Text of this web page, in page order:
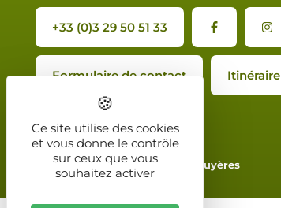
+33 (0)3 29 50 51 33
Formulaire de contact Itinéraire
2024 - Office de Tourisme de Bruyères
Ce site utilise des cookies
et vous donne le contrôle
sur ceux que vous
souhaitez activer